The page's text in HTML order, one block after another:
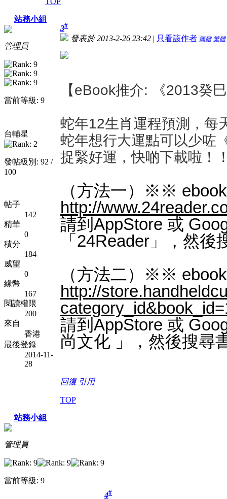
站務小組
管理員
當前等級: 9
台輔星
發帖級別: 92 /
100
帖子
142
精華
0
積分
184
威望
0
緣幣
167
閱讀權限
200
來自
香港
最後登錄
2014-11-
28
3#
發表於 2013-2-26 23:42 | 只看該作者 簡體 繁體
【eBook推介: 《2013癸
蛇年12生肖運程預測，每
蛇年想行大運點可以少咗
捉緊好運，快啲下載啦！
（方法一）※※
http://
請到AppStore 或
「24Reader」，然
（方法二）※※
http://
category_id&book_i
請到AppStore 或
尚文化 」，然後搜尋
回復 引用
TOP
站務小組
管理員
當前等級: 9
4#